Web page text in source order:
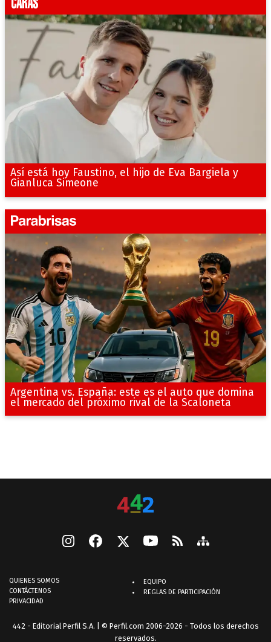
Así está hoy Faustino, el hijo de Eva Bargiela y
Gianluca Simeone
Argentina vs. España: este es el auto que domina
el mercado del próximo rival de la Scaloneta
QUIENES SOMOS
CONTÁCTENOS
PRIVACIDAD
EQUIPO
REGLAS DE PARTICIPACIÓN
442 - Editorial Perfil S.A. | © Perfil.com 2006-2026 - Todos los derechos
reservados.